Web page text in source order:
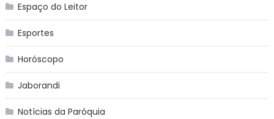
Espaço do Leitor
Esportes
Horóscopo
Jaborandi
Notícias da Paróquia